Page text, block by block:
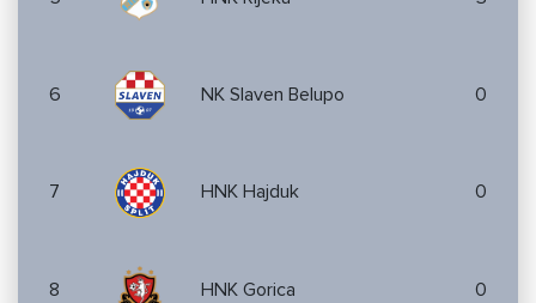
6 NK Slaven Belupo 0
7 HNK Hajduk 0
8 HNK Gorica 0